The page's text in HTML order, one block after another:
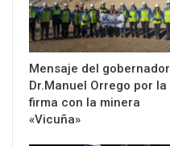
Mensaje del gobernador
Dr.Manuel Orrego por la
firma con la minera
«Vicuña»